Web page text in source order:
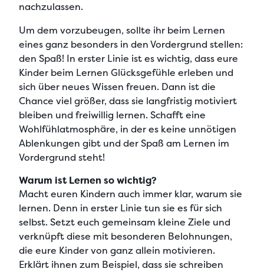
nachzulassen.
Um dem vorzubeugen, sollte ihr beim Lernen
eines ganz besonders in den Vordergrund stellen:
den Spaß! In erster Linie ist es wichtig, dasseure
Kinder beim Lernen Glücksgefühle erleben und
sich über neues Wissen freuen. Dann ist die
Chance viel größer, dass sie langfristig motiviert
bleiben und freiwillig lernen. Schafft eine
Wohlfühlatmosphäre, in der es keine unnötigen
Ablenkungen gibt und derSpaß am Lernen im
Vordergrund steht!
Warum ist Lernen so wichtig?
Macht euren Kindern auch immer klar, warum sie
lernen. Denn in erster Linie tun sie es für sich
selbst. Setzt euch gemeinsam kleine Ziele und
verknüpft diese mit besonderen Belohnungen,
die eure Kinder von ganz allein motivieren.
Erklärt ihnen zum Beispiel, dass sie schreiben